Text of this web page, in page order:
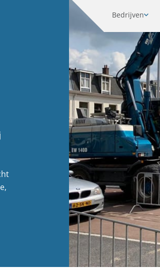
Bedrijven